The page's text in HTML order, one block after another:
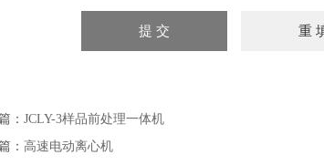
： JCLY-3样品前处理一体机
： 高速电动离心机